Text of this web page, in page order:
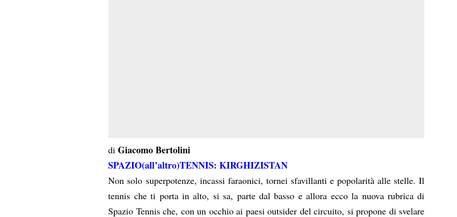
diGiacomo Bertolini
SPAZIO(all’altro)TENNIS: KIRGHIZISTAN
Non solo superpotenze, incassi faraonici, tornei sfavillanti e popolarità alle stelle. Il
tennis che ti porta in alto, si sa, parte dal basso e allora ecco la nuova rubrica di
Spazio Tennis che, con un occhio ai paesi outsider del circuito, si propone di svelare